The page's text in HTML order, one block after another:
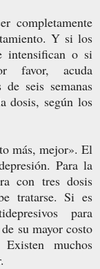
completamente
Y si los
intensifican o si
favor, acuda
seis semanas
dosis, según los
más, mejor». El
Para la
con tres dosis
tratarse. Si es
para
su mayor costo
muchos